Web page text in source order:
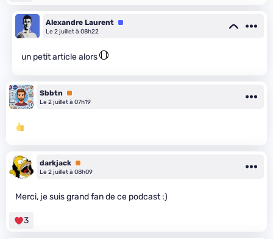
Alexandre Laurent Équipe
Le 2 juillet à 08h22
un petit article alors
Sbbtn
Premium
Le 2 juillet à 07h19
darkjack Premium
Le 2 juillet à 08h09
Merci, je suis grand fan de ce podcast :)
3